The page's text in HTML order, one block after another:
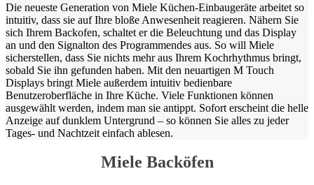
Die neueste Generation von Miele Küchen-Einbaugeräte arbeitet so
intuitiv, dass sie auf Ihre bloße Anwesenheit reagieren. Nähern Sie
sich Ihrem Backofen, schaltet er die Beleuchtung und das Display
an und den Signalton des Programmendes aus. So will Miele
sicherstellen, dass Sie nichts mehr aus Ihrem Kochrhythmus bringt,
sobald Sie ihn gefunden haben. Mit den neuartigen M Touch
Displays bringt Miele außerdem intuitiv bedienbare
Benutzeroberfläche in Ihre Küche. Viele Funktionen können
ausgewählt werden, indem man sie antippt. Sofort erscheint die helle
Anzeige auf dunklem Untergrund – so können Sie alles zu jeder
Tages- und Nachtzeit einfach ablesen.
Miele Backöfen